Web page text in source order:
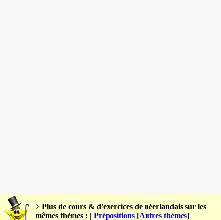
> Plus de cours & d'exercices de néerlandais sur les
mêmes thèmes : | Prépositions [Autres thèmes]